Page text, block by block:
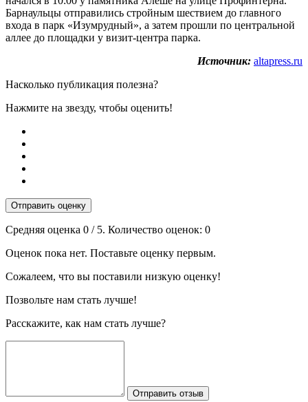
Барнаульцы отправились стройным шествием до главного
входа в парк «Изумрудный», а затем прошли по центральной
аллее до площадки у визит-центра парка.
Источник: altapress.ru
Насколько публикация полезна?
Нажмите на звезду, чтобы оценить!
Отправить оценку
Средняя оценка 0 / 5. Количество оценок: 0
Оценок пока нет. Поставьте оценку первым.
Сожалеем, что вы поставили низкую оценку!
Позвольте нам стать лучше!
Расскажите, как нам стать лучше?
Отправить отзыв